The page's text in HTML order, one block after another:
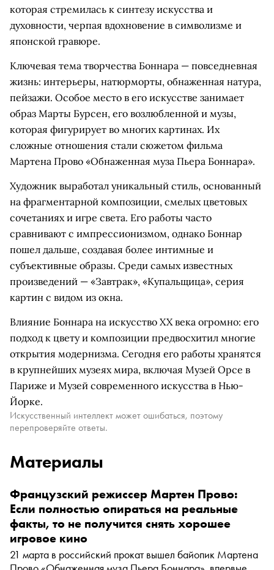
которая стремилась к синтезу искусства и
духовности, черпая вдохновение в символизме и
японской гравюре.
Ключевая тема творчества Боннара — повседневная
жизнь: интерьеры, натюрморты, обнаженная натура,
пейзажи. Особое место в его искусстве занимает
образ Марты Бурсен, его возлюбленной и музы,
которая фигурирует во многих картинах. Их
сложные отношения стали сюжетом фильма
Мартена Прово «Обнаженная муза Пьера Боннара».
Художник выработал уникальный стиль, основанный
на фрагментарной композиции, смелых цветовых
сочетаниях и игре света. Его работы часто
сравнивают с импрессионизмом, однако Боннар
пошел дальше, создавая более интимные и
субъективные образы. Среди самых известных
произведений — «Завтрак», «Купальщица», серия
картин с видом из окна.
Влияние Боннара на искусство XX века огромно: его
подход к цвету и композиции предвосхитил многие
открытия модернизма. Сегодня его работы хранятся
в крупнейших музеях мира, включая Музей Орсе в
Париже и Музей современного искусства в Нью-
Йорке.
Искусственный интеллект может ошибаться, поэтому
перепроверяйте ответы.
Материалы
Французский режиссер Мартен Прово:
Если полностью опираться на реальные
факты, то не получится снять хорошее
игровое кино
21 марта в российский прокат вышел байопик Мартена